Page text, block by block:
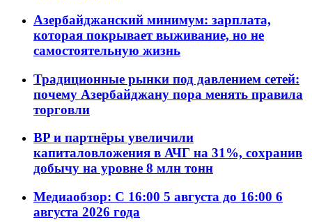
Азербайджанский минимум: зарплата,
которая покрывает выживание, но не
самостоятельную жизнь
Традиционные рынки под давлением сетей:
почему Азербайджану пора менять правила
торговли
BP и партнёры увеличили
капиталовложения в АЧГ на 31%, сохранив
добычу на уровне 8 млн тонн
Медиаобзор: С 16:00 5 августа до 16:00 6
августа 2026 года